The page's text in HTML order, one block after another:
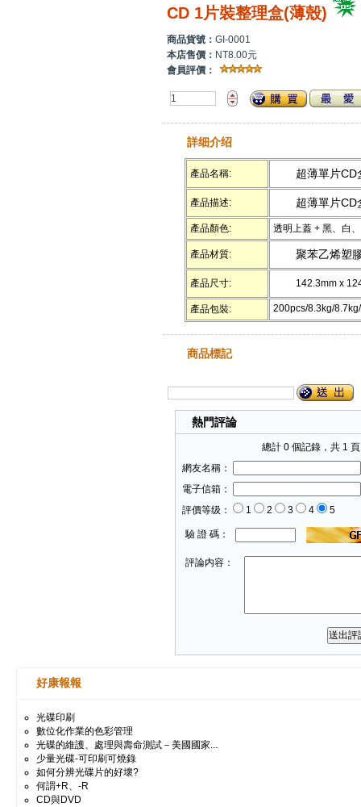
CD 1片裝整理盒(薄殼)
商品貨號： GI-0001
本店售價： NT8.00元
會員評價：
詳细介绍
產品名稱: 超薄單片CD
產品描述: 超薄單片CD
產品顏色: 透明上蓋 + 黑、白
產品材質: 聚苯乙烯塑
產品尺寸: 142.3mm x
產品包裝: 200pcs/8.3kg/
商品標記
熱門評論
總計 0 個記錄，共 1
網友名稱：
電子信箱：
評價等级：
1 2 3 4 5
驗 證 碼：
評論内容：
好康報報
光碟印刷
數位化作業的色彩管理
光碟的維護、處理與壽命測試－美國國家...
少量光碟-可印刷可燒錄
如何分辨光碟片的好壞?
何謂+R、-R
CD與DVD